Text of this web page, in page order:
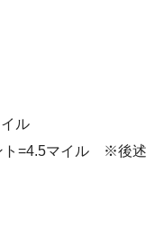
ル
ト=4.5マイル ※後述